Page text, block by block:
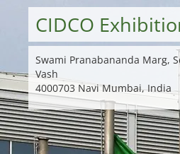
CIDCO
Swami Pranabananda Marg,
Vash
4000703 Navi Mumbai, India